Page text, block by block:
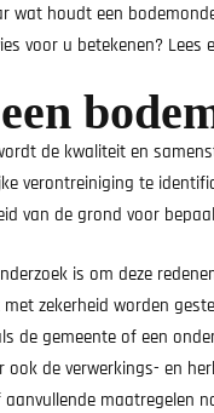
wat houdt een
voor u betekenen? Lees
de kwaliteit en
verontreiniging te
van de grond voor
is om deze
zekerheid worden
de gemeente of een
de verwerkings- en
maatregelen